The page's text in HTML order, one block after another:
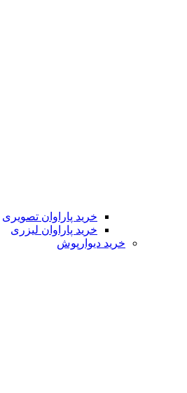
خرید پاراوان تصویری
خرید پاراوان لیزری
خرید دیوارپوش